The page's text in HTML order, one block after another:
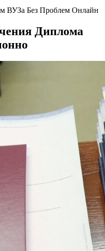
ВУЗа Без Проблем Онлайн
Диплома